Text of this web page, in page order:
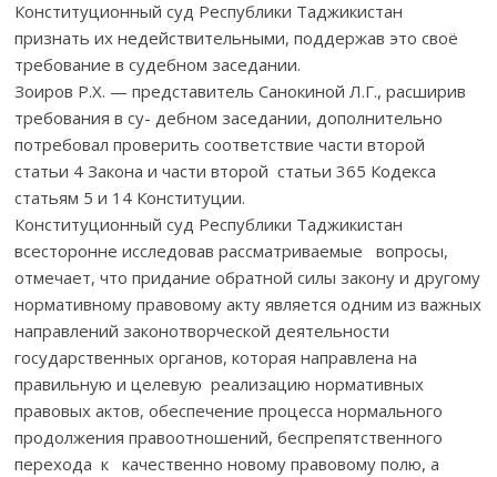
Конституционный суд Республики Таджикистан
признать их недействительными, поддержав это своё
требование в судебном заседании.
Зоиров Р.Х. — представитель Санокиной Л.Г., расширив
требования в су- дебном заседании, дополнительно
потребовал проверить соответствие части второй
статьи 4 Закона и части второй статьи 365 Кодекса
статьям 5 и 14 Конституции.
Конституционный суд Республики Таджикистан
всесторонне исследовав рассматриваемые вопросы,
отмечает, что придание обратной силы закону и другому
нормативному правовому акту является одним из важных
направлений законотворческой деятельности
государственных органов, которая направлена на
правильную и целевую реализацию нормативных
правовых актов, обеспечение процесса нормального
продолжения правоотношений, беспрепятственного
перехода к качественно новому правовому полю, а